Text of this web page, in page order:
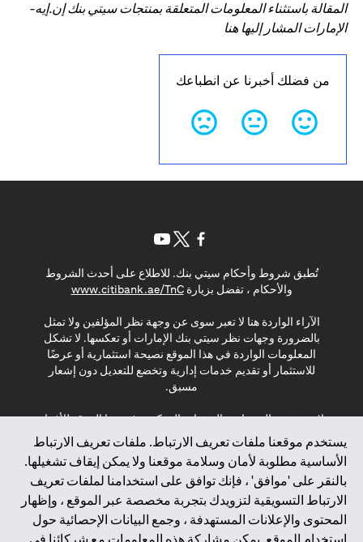
المقالة باستثناء المعلومات المتعلقة بمنتجات سيتي بنك إن.إيه-
الإمارات المشار إليها هنا
من فضلك أخبرنا عن انطباعك
يستخدم موقعنا ملفات تعريف الارتباط. ملفات تعريف الارتباط
الأساسية مطلوبة لأمان وسلامة موقعنا ولا يمكن إيقاف تشغيلها.
بالنقر على 'موافق' ، فإنك توافق على استخدامنا لملفات تعريف
الارتباط التسويقية لتزويدك بتجربة مخصصة عبر الموقع ، وإظهار
المحتوى والإعلانات المستهدفة ، وجمع البيانات الإحصائية حول
تُطبق شروط وأحكام سيتي بنك. للاطلاع على أحدث الشروط
والأحكام ، تفضل بزيارةwww.citibank.ae/TnC
(opens in a new tab)
الآراء الواردة هنا لا تعبر سوى عن وجهة نظر المؤلفين ولا تمثل
بالضرورة وجهات نظر سيتي بنك الإمارات أو تعكسها. لا تشكل
المعلومات الواردة في هذا الموقع نصيحة استثمارية أو عرضًا
للاستثمار أو تقديم خدمات إدارية وتخضع للتعديل دون إشعار
مسبق.
لا يتم تقديم المنتجات والخدمات المذكورة في هذا الموقع للأفراد
المقيمين في الاتحاد الأوروبي أو المنطقة الاقتصادية الأوروبية أو
سويسرا أو غيرنسي أو جيرسي أو موناكو أو سان مارينو أو
الفاتيكان أو جزيرة مان أو المملكة المتحدة أو خصوصية البيانات
(لائحة حماية البيانات العامة \ قانون حماية البيانات الشخصية
العامة \ قانون خصوصية نيوزيلندا). المحتوى الموجود في هذه
الصفحة ليس ولا ينبغي تفسيره على أنه عرض أو دعوة أو دعوة
لشراء أو بيع أي من المنتجات والخدمات المذكورة هنا لمثل هؤلاء